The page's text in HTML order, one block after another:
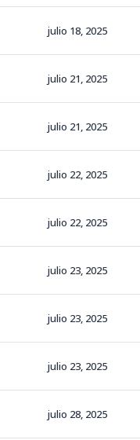
julio 18, 2025
julio 21, 2025
julio 21, 2025
julio 22, 2025
julio 22, 2025
julio 23, 2025
julio 23, 2025
julio 23, 2025
julio 28, 2025